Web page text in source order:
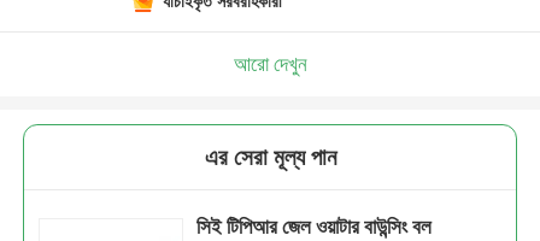
আরো দেখুন
এর সেরা মূল্য পান
সিই টিপিআর জেল ওয়াটার বাউন্সিং বল